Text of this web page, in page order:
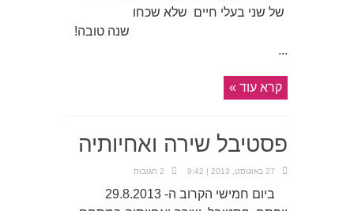
של שני בעלי חיים שלא שכחו
שנה טובה!
...
קרא עוד »
פסטיבל שירה ואחיותיה
27 באוגוסט, 2013 | 9:42 2 תגובות